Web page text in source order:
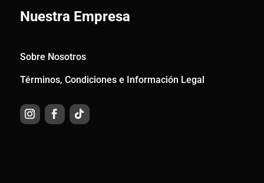
Nuestra Empresa
Sobre Nosotros
Términos, Condiciones e Información Legal